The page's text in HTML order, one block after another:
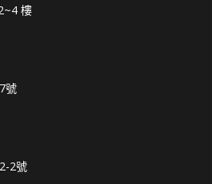
樓
號
2號